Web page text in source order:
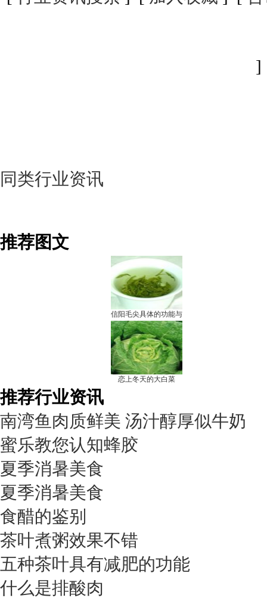
同类行业资讯
推荐图文
信阳毛尖具体的功能与
恋上冬天的大白菜
推荐行业资讯
南湾鱼肉质鲜美 汤汁醇厚似牛奶
蜜乐教您认知蜂胶
夏季消暑美食
夏季消暑美食
食醋的鉴别
茶叶煮粥效果不错
五种茶叶具有减肥的功能
什么是排酸肉